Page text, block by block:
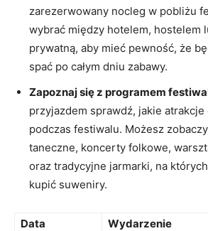
zarezerwowany nocleg w pobliżu
‍wybrać między hotelem, hostelem
prywatną, aby mieć pewność, że
spać po całym⁣ dniu zabawy.
Zapoznaj się z ‍programem
przyjazdem sprawdź,‍ jakie​ atrakcje
podczas ‌festiwalu. Możesz
‌taneczne,⁢ koncerty folkowe,
oraz​ tradycyjne jarmarki, ‍na⁤
⁢kupić suweniry.
Data Wydarzenie